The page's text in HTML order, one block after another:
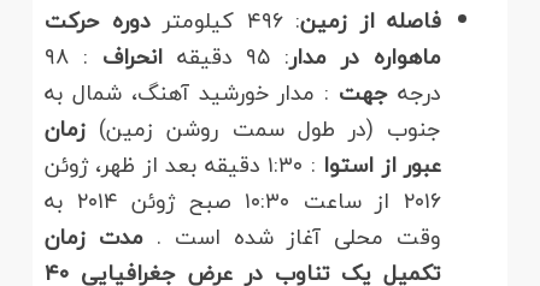
فاصله از زمین: ۴۹۶ کیلومتر
دوره حرکت
ماهواره در مدار: ۹۵ دقیقه انحراف
: ۹۸
درجه جهت : مدار خورشید آهنگ، شمال به
جنوب (در طول سمت روشن زمین) زمان
عبور از استوا
: ۱:۳۰ دقیقه بعد از ظهر، ژوئن
۲۰۱۶ از ساعت ۱۰:۳۰ صبح ژوئن ۲۰۱۴ به
وقت محلی آغاز شده است . مدت زمان
تکمیل یک تناوب در عرض جغرافیایی ۴۰